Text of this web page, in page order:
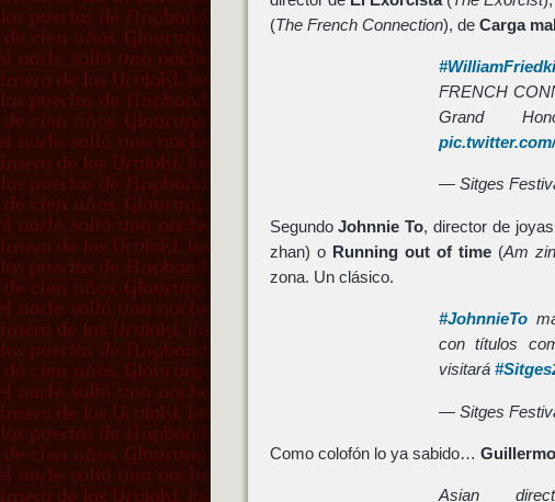
(The French Connection), de Carga
FRENCH
Grand
— Sitges
SegundoJohnnie To, director de
zhan) o Running out of time (Am
zona. Un clásico.
#JohnnieTo
con títulos
visitará
— Sitges
Como colofón lo ya sabido…
Asian